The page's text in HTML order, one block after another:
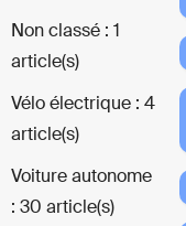
Non classé : 1
article(s)
Vélo électrique : 4
article(s)
Voiture autonome
: 30 article(s)